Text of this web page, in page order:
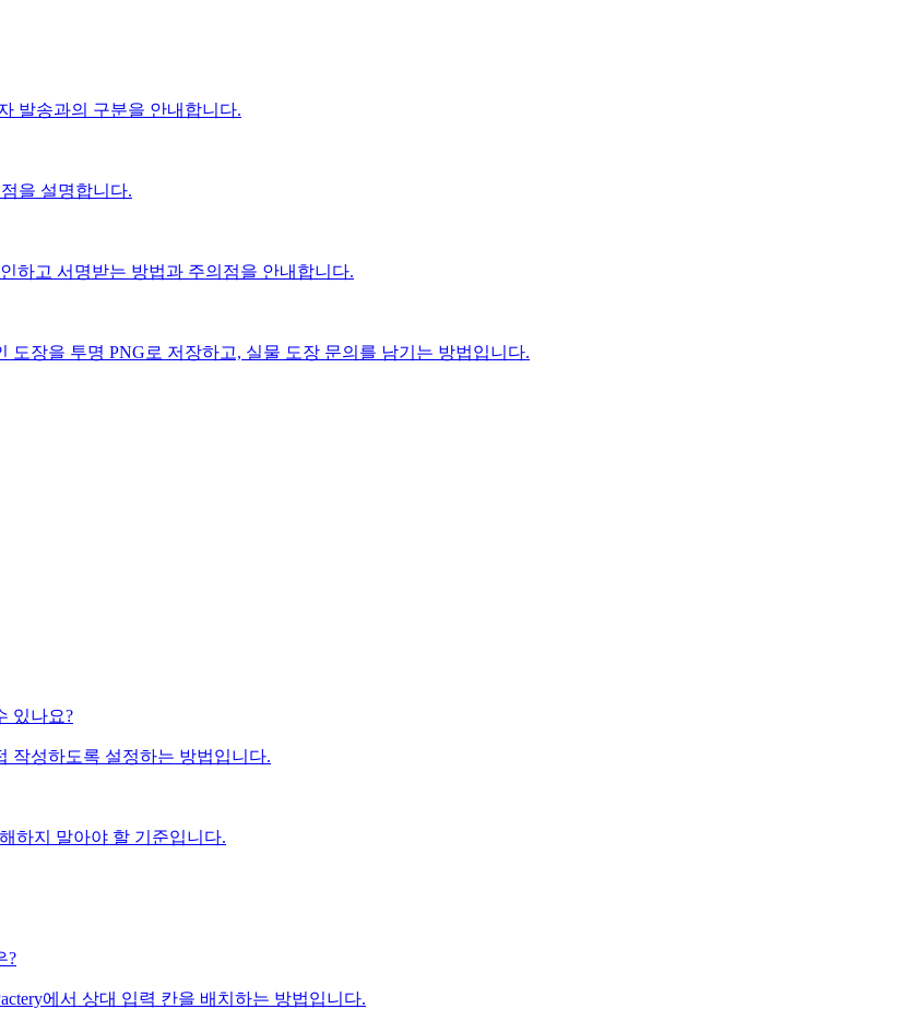
발송과의 구분을 안내합니다.
을 설명합니다.
하고 서명받는 방법과 주의점을 안내합니다.
도장을 투명 PNG로 저장하고, 실물 도장 문의를 남기는 방법입니다.
있나요?
작성하도록 설정하는 방법입니다.
하지 말아야 할 기준입니다.
?
에서 상대 입력 칸을 배치하는 방법입니다.